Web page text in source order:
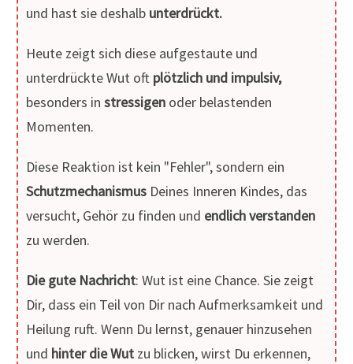
und hast sie deshalb unterdrückt.
Heute zeigt sich diese aufgestaute und
unterdrückte Wut oft plötzlich und impulsiv,
besonders in stressigen oder belastenden
Momenten.
Diese Reaktion ist kein "Fehler", sondern ein
Schutzmechanismus Deines Inneren Kindes, das
versucht, Gehör zu finden und endlich verstanden
zu werden.
Die gute Nachricht: Wut ist eine Chance. Sie zeigt
Dir, dass ein Teil von Dir nach Aufmerksamkeit und
Heilung ruft. Wenn Du lernst, genauer hinzusehen
und hinter die Wut zu blicken, wirst Du erkennen,